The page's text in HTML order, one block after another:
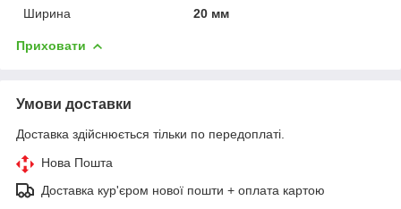
Ширина
20 мм
Приховати
Умови доставки
Доставка здійснюється тільки по передоплаті.
Нова Пошта
Доставка кур'єром нової пошти + оплата картою